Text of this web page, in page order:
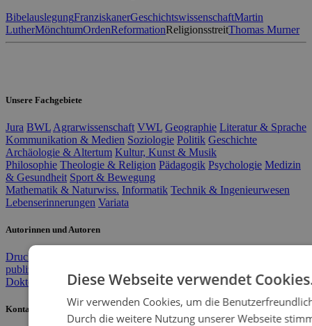
BibelauslegungFranziskanerGeschichtswissenschaftMartin
LutherMönchtumOrdenReformationReligionsstreitThomas Murner
Unsere Fachgebiete
Jura BWL Agrarwissenschaft VWL Geographie Literatur & Sprache
Kommunikation & Medien Soziologie Politik Geschichte
Archäologie & Altertum Kultur, Kunst & Musik
Philosophie Theologie & Religion Pädagogik Psychologie Medizin
& Gesundheit Sport & Bewegung
Mathematik & Naturwiss. Informatik Technik & Ingenieurwesen
Lebenserinnerungen Variata
Autorinnen und Autoren
Druckkostenzuschuss
publizieren
Doktorarbeit drucken
Kontakt und Service
Diese Webseite verwendet
Wir verwenden Cookies, um die
Durch die weitere Nutzung unserer Webseite